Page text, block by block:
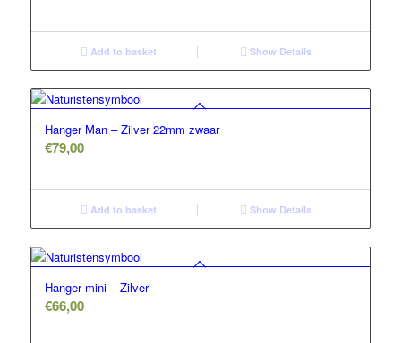
Add to basket Show Details
Hanger Man – Zilver 22mm zwaar
€79,00
Add to basket Show Details
Hanger mini – Zilver
€66,00